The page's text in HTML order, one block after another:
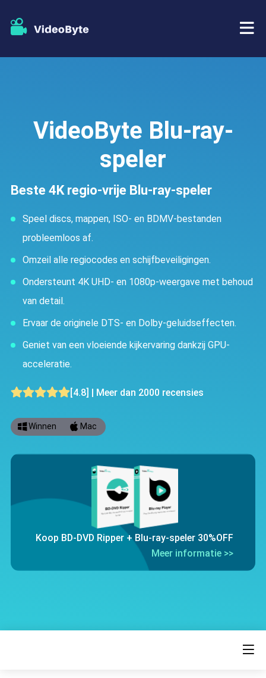
DVD-ripper
DVD-kopie
Blu-ray-kopie
Bronnen
VideoByte Blu-ray-
speler
Beste 4K regio-vrije Blu-ray-speler
Speel discs, mappen, ISO- en BDMV-bestanden
probleemloos af.
Omzeil alle regiocodes en schijfbeveiligingen.
Ondersteunt 4K UHD- en 1080p-weergave met behoud
van detail.
Ervaar de originele DTS- en Dolby-geluidseffecten.
Geniet van een vloeiende kijkervaring dankzij GPU-
acceleratie.
[4.8] | Meer dan 2000 recensies
Winnen Mac
Koop BD-DVD Ripper + Blu-ray-speler 30%OFF
Meer informatie >>